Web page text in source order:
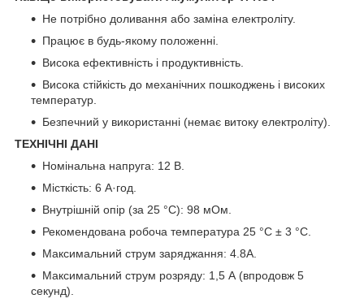
Не потрібно доливання або заміна електроліту.
Працює в будь-якому положенні.
Висока ефективність і продуктивність.
Висока стійкість до механічних пошкоджень і високих
температур.
Безпечний у використанні (немає витоку електроліту).
ТЕХНІЧНІ ДАНІ
Номінальна напруга: 12 В.
Місткість: 6 А·год.
Внутрішній опір (за 25 °C): 98 мОм.
Рекомендована робоча температура 25 °C ± 3 °C.
Максимальний струм заряджання: 4.8А.
Максимальний струм розряду: 1,5 А (впродовж 5
секунд).